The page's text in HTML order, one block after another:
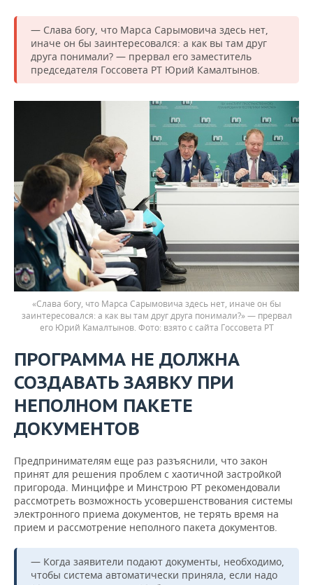
— Слава богу, что Марса Сарымовича здесь нет,
иначе он бы заинтересовался: а как вы там друг
друга понимали? — прервал его заместитель
председателя Госсовета РТ Юрий Камалтынов.
«Слава богу, что Марса Сарымовича здесь нет, иначе он бы
заинтересовался: а как вы там друг друга понимали?» — прервал
его Юрий Камалтынов.
взято с сайта Госсовета РТ
ПРОГРАММА НЕ ДОЛЖНА
СОЗДАВАТЬ ЗАЯВКУ ПРИ
НЕПОЛНОМ ПАКЕТЕ
ДОКУМЕНТОВ
Предпринимателям еще раз разъяснили, что закон
принят для решения проблем с хаотичной застройкой
пригорода. Минцифре и Минстрою РТ рекомендовали
рассмотреть возможность усовершенствования системы
электронного приема документов, не терять время на
прием и рассмотрение неполного пакета документов.
— Когда заявители подают документы, необходимо,
чтобы система автоматически приняла, если надо